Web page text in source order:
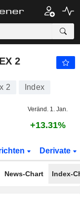
2
2 Index
Veränd. 1. Jan.
+13.31%
Derivate
News-Chart Index-